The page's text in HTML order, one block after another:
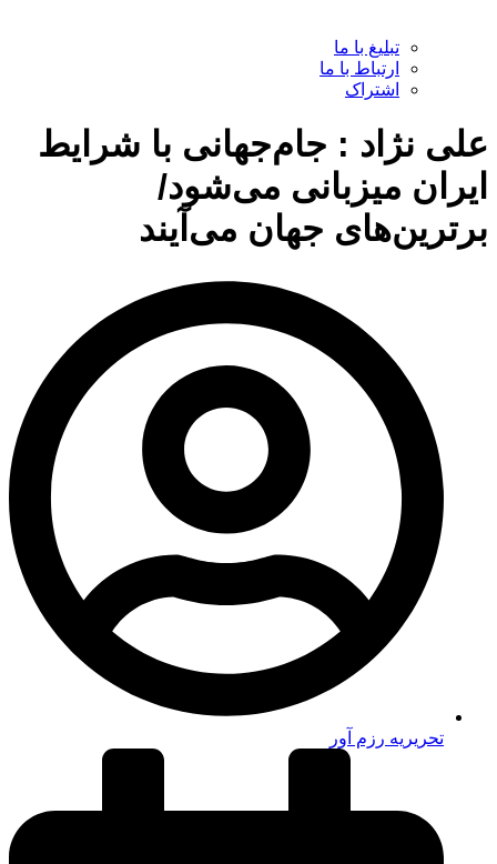
تبلیغ با ما
ارتباط با ما
اشتراک
علی نژاد : جام‌جهانی با شرایط
ایران میزبانی می‌شود/
برترین‌های جهان می‌آیند
تحریریه رزم آور